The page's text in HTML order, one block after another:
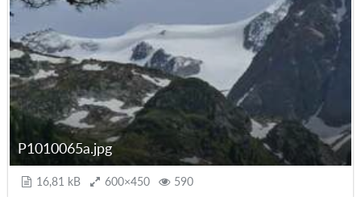
P1010065a.jpg
16,81 kB 600×450 590